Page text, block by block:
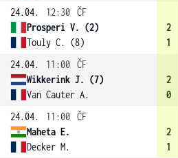
24.04.
12:30 ČF
Prosperi V. (2)
Touly C. (8)
2
1
24.04.
11:00 ČF
Wikkerink J. (7)
Van Cauter A.
2
0
24.04.
11:00 ČF
Maheta E.
Decker M.
2
1